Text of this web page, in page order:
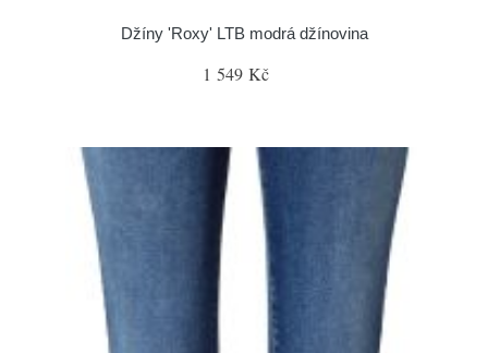
Džíny 'Roxy' LTB modrá džínovina
1 549 Kč